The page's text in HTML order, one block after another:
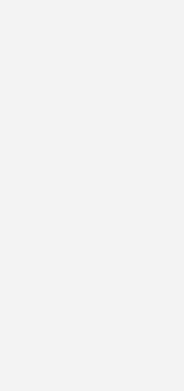
an mPower
mPower verkauft. Der
Zusammenarbeit von Hexis